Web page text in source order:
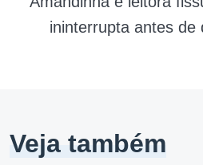
ininterrupta antes de
Veja também